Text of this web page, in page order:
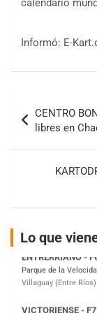
calendario
Informó: E-
de
entradas
CENTRO
libres en
Lo que
IAME SERIES
Baradero (Buenos
KDO - F6
ENTRERRIANO -
Parque de la
Villaguay (Entre Ríos)
VICTORIENSE - F7
Victoria (Entre Ríos)